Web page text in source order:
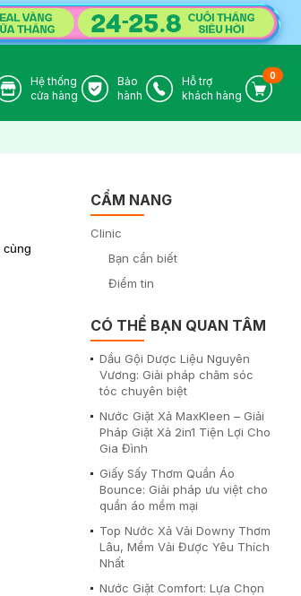
Store Icon
Hệ thống
cửa hàng
Warranty Icon
Bảo
hành
Phone Icon
Hỗ trợ
khách hàng
Cart
0
CẨM NANG
Clinic
Bạn cần biết
Điểm tin
CÓ THỂ BẠN QUAN TÂM
Dầu Gội Dược Liệu Nguyên
Vương: Giải pháp chăm sóc
tóc chuyên biệt
Nước Giặt Xả MaxKleen – Giải
Pháp Giặt Xả 2in1 Tiện Lợi Cho
Gia Đình
Giấy Sấy Thơm Quần Áo
Bounce: Giải pháp ưu việt cho
quần áo mềm mại
Top Nước Xả Vải Downy Thơm
Lâu, Mềm Vải Được Yêu Thích
Nhất
Nước Giặt Comfort: Lựa Chọn